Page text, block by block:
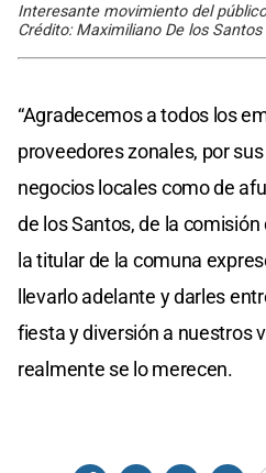
Interesante movimiento del
Crédito: Maximiliano De los
“Agradecemos a todos los
proveedores zonales, por
negocios locales como de
de los Santos, de la
la titular de la comuna
llevarlo adelante y darles
fiesta y diversión a nuestros
realmente se lo merecen.